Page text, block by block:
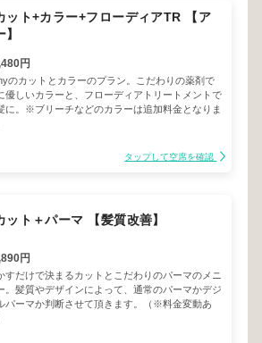
ット+カラー+フローディアTR 【ア
円
のカットとカラーのプラン。こだわりの薬剤で
優しいカラーと、フローディアトリートメントで
に。※ブリーチなどのカラーは追加料金となりま
タップして空席を確認
ット＋パーマ 【髪質改善】
円
すだけで決まるカットとこだわりのパーマのメニ
。髪質やデザインによって、通常のパーマかデジ
パーマか判断させて頂きます。（※料金変動あ